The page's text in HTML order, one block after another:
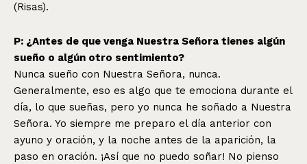
(Risas).
P: ¿Antes de que venga Nuestra Señora tienes algún
sueño o algún otro sentimiento?
Nunca sueño con Nuestra Señora, nunca.
Generalmente, eso es algo que te emociona durante el
día, lo que sueñas, pero yo nunca he soñado a Nuestra
Señora. Yo siempre me preparo el día anterior con
ayuno y oración, y la noche antes de la aparición, la
paso en oración. ¡Así que no puedo soñar! No pienso